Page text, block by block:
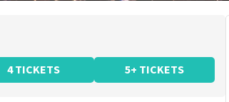
4 TICKETS 5+ TICKETS